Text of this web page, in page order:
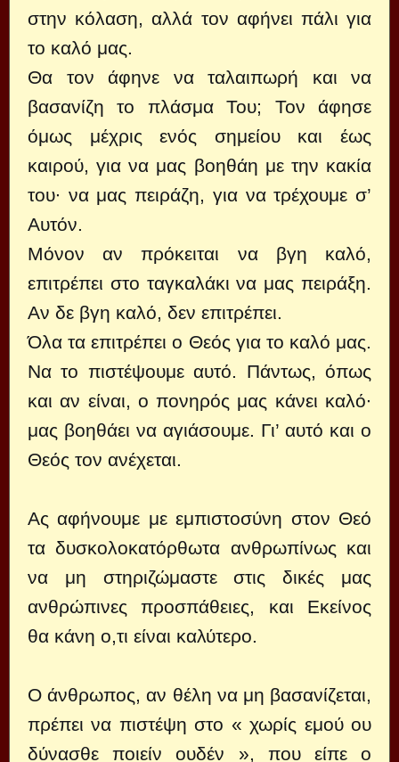
στην κόλαση, αλλά τον αφήνει πάλι για
το καλό μας.
Θα τον άφηνε να ταλαιπωρή και να
βασανίζη το πλάσμα Του; Τον άφησε
όμως μέχρις ενός σημείου και έως
καιρού, για να μας βοηθάη με την κακία
του∙ να μας πειράζη, για να τρέχουμε σ’
Αυτόν.
Μόνον αν πρόκειται να βγη καλό,
επιτρέπει στο ταγκαλάκι να μας πειράξη.
Αν δε βγη καλό, δεν επιτρέπει.
Όλα τα επιτρέπει ο Θεός για το καλό μας.
Να το πιστέψουμε αυτό. Πάντως, όπως
και αν είναι, ο πονηρός μας κάνει καλό∙
μας βοηθάει να αγιάσουμε. Γι’ αυτό και ο
Θεός τον ανέχεται.
Ας αφήνουμε με εμπιστοσύνη στον Θεό
τα δυσκολοκατόρθωτα ανθρωπίνως και
να μη στηριζώμαστε στις δικές μας
ανθρώπινες προσπάθειες, και Εκείνος
θα κάνη ο,τι είναι καλύτερο.
Ο άνθρωπος, αν θέλη να μη βασανίζεται,
πρέπει να πιστέψη στο « χωρίς εμού ου
δύνασθε ποιείν ουδέν », που είπε ο